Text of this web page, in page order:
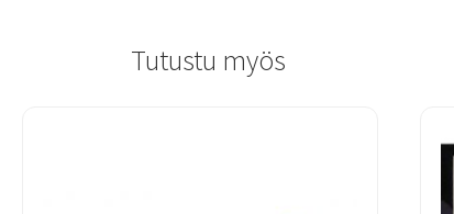
Tutustu myös